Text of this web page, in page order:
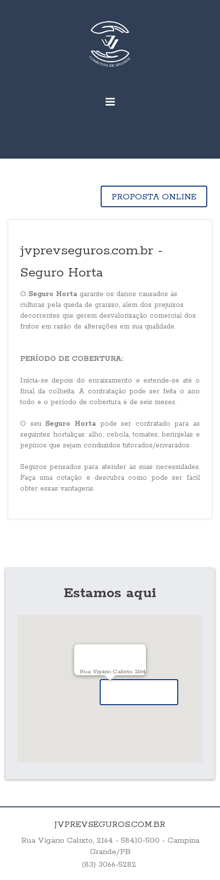
PROPOSTA ONLINE
jvprevseguros.com.br -
Seguro Horta
O Seguro Horta garante os danos causados às
culturas pela queda de granizo, além dos prejuízos
decorrentes que gerem desvalorização comercial dos
frutos em razão de alterações em sua qualidade.
PERÍODO DE COBERTURA:
Inicia-se depois do enraizamento e estende-se até o
final da colheita. A contratação pode ser feita o ano
todo e o período de cobertura é de seis meses.
O seuSeguro Hortapode ser contratado para as
seguintes hortaliças: alho, cebola, tomates, berinjelas e
pepinos que sejam conduzidos tutorados/envarados.
Seguros pensados para atender às suas necessidades.
Faça uma cotação e descubra como pode ser fácil
obter essas vantagens.
Estamos aqui
Rua Vigário Calixto, 2164
JVPREVSEGUROS.COM.BR
Rua Vigário Calixto, 2164 - 58410-500 - Campina
Grande/PB
(83) 3066-5282